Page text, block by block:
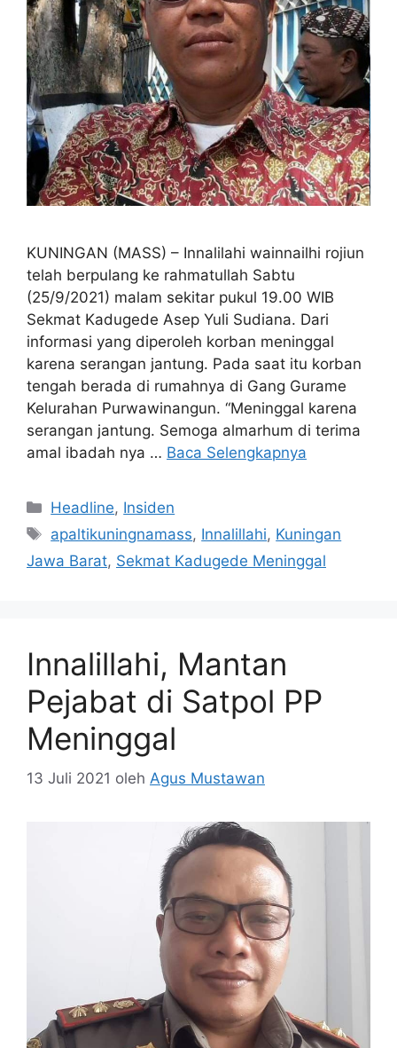
KUNINGAN (MASS) – Innalilahi wainnailhi rojiun
telah berpulang ke rahmatullah Sabtu
(25/9/2021) malam sekitar pukul 19.00 WIB
Sekmat Kadugede Asep Yuli Sudiana. Dari
informasi yang diperoleh korban meninggal
karena serangan jantung. Pada saat itu korban
tengah berada di rumahnya di Gang Gurame
Kelurahan Purwawinangun. “Meninggal karena
serangan jantung. Semoga almarhum di terima
amal ibadah nya … Baca Selengkapnya
Kategori
Headline, Insiden
Tag
apaltikuningnamass, Innalillahi, Kuningan
Jawa Barat, Sekmat Kadugede Meninggal
Innalillahi, Mantan
Pejabat di Satpol PP
Meninggal
13 Juli 2021 oleh Agus Mustawan